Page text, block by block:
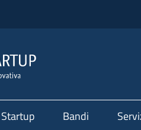
Startup Bandi